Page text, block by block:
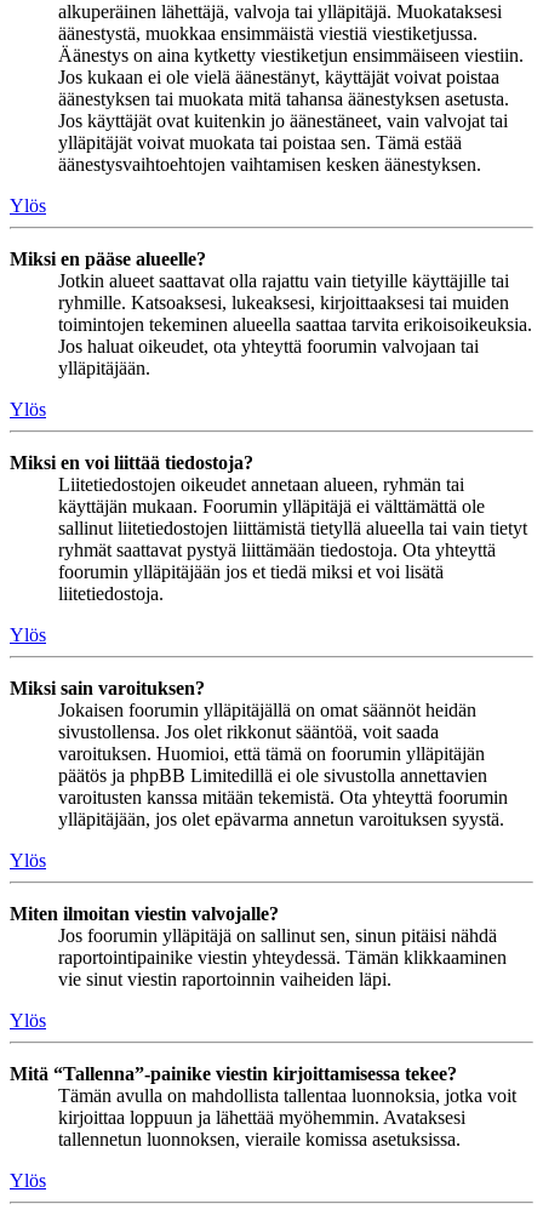
alkuperäinen lähettäjä, valvoja tai ylläpitäjä. Muokataksesi
äänestystä, muokkaa ensimmäistä viestiä viestiketjussa.
Äänestys on aina kytketty viestiketjun ensimmäiseen viestiin.
Jos kukaan ei ole vielä äänestänyt, käyttäjät voivat poistaa
äänestyksen tai muokata mitä tahansa äänestyksen asetusta.
Jos käyttäjät ovat kuitenkin jo äänestäneet, vain valvojat tai
ylläpitäjät voivat muokata tai poistaa sen. Tämä estää
äänestysvaihtoehtojen vaihtamisen kesken äänestyksen.
Ylös
Miksi en pääse alueelle?
Jotkin alueet saattavat olla rajattu vain tietyille käyttäjille tai
ryhmille. Katsoaksesi, lukeaksesi, kirjoittaaksesi tai muiden
toimintojen tekeminen alueella saattaa tarvita erikoisoikeuksia.
Jos haluat oikeudet, ota yhteyttä foorumin valvojaan tai
ylläpitäjään.
Ylös
Miksi en voi liittää tiedostoja?
Liitetiedostojen oikeudet annetaan alueen, ryhmän tai
käyttäjän mukaan. Foorumin ylläpitäjä ei välttämättä ole
sallinut liitetiedostojen liittämistä tietyllä alueella tai vain tietyt
ryhmät saattavat pystyä liittämään tiedostoja. Ota yhteyttä
foorumin ylläpitäjään jos et tiedä miksi et voi lisätä
liitetiedostoja.
Ylös
Miksi sain varoituksen?
Jokaisen foorumin ylläpitäjällä on omat säännöt heidän
sivustollensa. Jos olet rikkonut sääntöä, voit saada
varoituksen. Huomioi, että tämä on foorumin ylläpitäjän
päätös ja phpBB Limitedillä ei ole sivustolla annettavien
varoitusten kanssa mitään tekemistä. Ota yhteyttä foorumin
ylläpitäjään, jos olet epävarma annetun varoituksen syystä.
Ylös
Miten ilmoitan viestin valvojalle?
Jos foorumin ylläpitäjä on sallinut sen, sinun pitäisi nähdä
raportointipainike viestin yhteydessä. Tämän klikkaaminen
vie sinut viestin raportoinnin vaiheiden läpi.
Ylös
Mitä “Tallenna”-painike viestin kirjoittamisessa tekee?
Tämän avulla on mahdollista tallentaa luonnoksia, jotka voit
kirjoittaa loppuun ja lähettää myöhemmin. Avataksesi
tallennetun luonnoksen, vieraile komissa asetuksissa.
Ylös